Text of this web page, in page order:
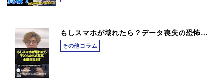
もしスマホが壊れたら？データ喪失の恐怖から大切な思い出を守るために
その他コラム